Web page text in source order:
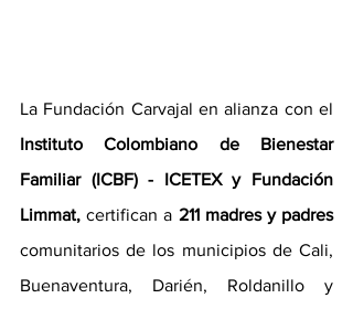
Instituto Colombiano de Bienestar
Familiar (ICBF) - ICETEX y Fundación
Limmat, certifican a 211 madres y padres
comunitarios de los municipios de Cali,
Buenaventura, Darién, Roldanillo y